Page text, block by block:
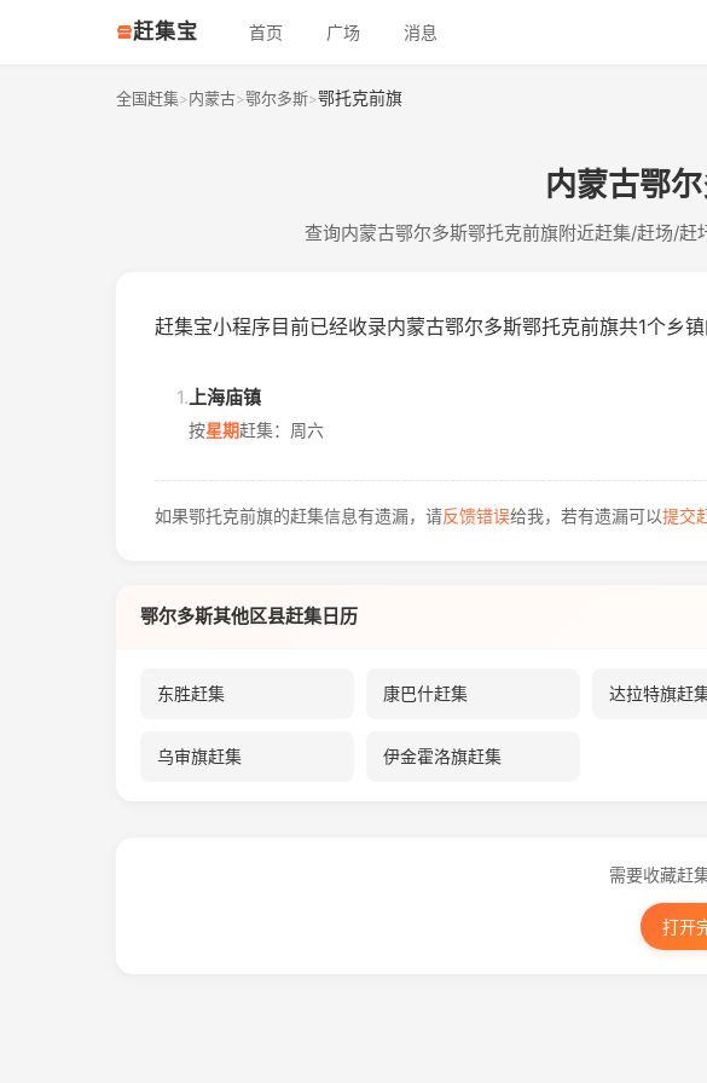
赶集宝 首页 广场 消息
全国赶集>内蒙古>鄂尔多斯>鄂托克前旗
内蒙古鄂
查询内蒙古鄂尔多斯鄂托克前旗附近赶集/赶场/赶
赶集宝小程序目前已经收录内蒙古鄂尔多斯鄂托克前旗共1个乡镇
1.上海庙镇
按星期赶集：周六
如果鄂托克前旗的赶集信息有遗漏，请反馈错误给我，若有遗漏可以提交
鄂尔多斯其他区县赶集日历
东胜赶集 康巴什赶集 达拉特旗赶
乌审旗赶集 伊金霍洛旗赶集
需要收藏赶
打开